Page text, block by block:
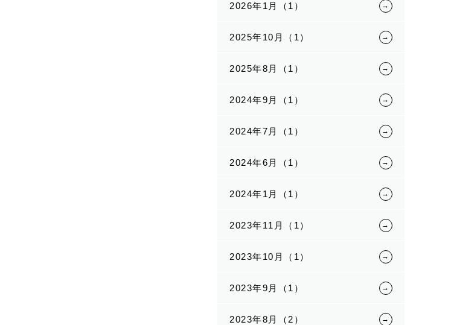
2026年1月（1）
2025年10月（1）
2025年8月（1）
2024年9月（1）
2024年7月（1）
2024年6月（1）
2024年1月（1）
2023年11月（1）
2023年10月（1）
2023年9月（1）
2023年8月（2）